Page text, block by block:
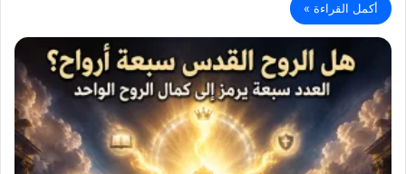
أكمل القراءة »